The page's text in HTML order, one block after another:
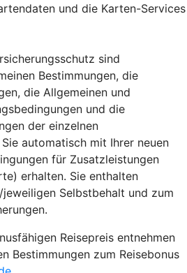
und die Karten-Services
sind
Bestimmungen, die
die Allgemeinen und
und die
der einzelnen
automatisch mit Ihrer neuen
für Zusatzleistungen
erhalten. Sie enthalten
Selbstbehalt und zum
Reisepreis entnehmen
Bestimmungen zum Reisebonus